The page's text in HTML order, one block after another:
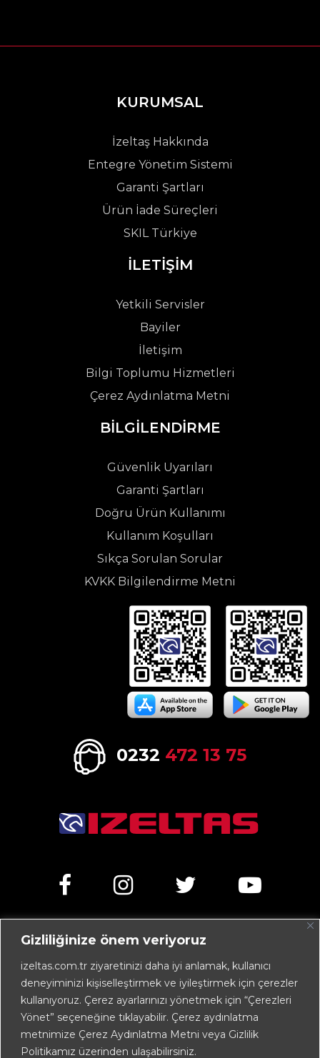
Gizliliğinize önem veriyoruz
izeltas.com.tr ziyaretinizi daha iyi anlamak, kullanıcı
deneyiminizi kişiselleştirmek ve iyileştirmek için çerezler
kullanıyoruz. Çerez ayarlarınızı yönetmek için “Çerezleri
Yönet” seçeneğine tıklayabilir. Çerez aydınlatma
metnimize Çerez Aydınlatma Metni veya Gizlilik
Politikamız üzerinden ulaşabilirsiniz.
KURUMSAL
İzeltaş Hakkında
Entegre Yönetim Sistemi
Garanti Şartları
Ürün İade Süreçleri
SKIL Türkiye
İLETİŞİM
Yetkili Servisler
Bayiler
İletişim
Bilgi Toplumu Hizmetleri
Çerez Aydınlatma Metni
BİLGİLENDİRME
Güvenlik Uyarıları
Garanti Şartları
Doğru Ürün Kullanımı
Kullanım Koşulları
Sıkça Sorulan Sorular
KVKK Bilgilendirme Metni
0232 472 13 75
TÜRKİYE
+90 232 472 13 75 (pbx)
+90 232 472 13 78
info@izeltas.com.tr